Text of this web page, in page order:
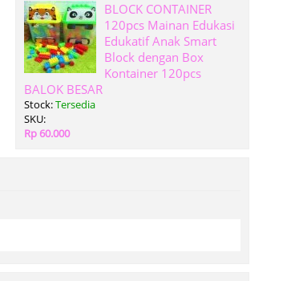
BLOCK CONTAINER
120pcs Mainan Edukasi
Edukatif Anak Smart
Block dengan Box
Kontainer 120pcs
BALOK BESAR
Stock:Tersedia
SKU:
Rp 60.000